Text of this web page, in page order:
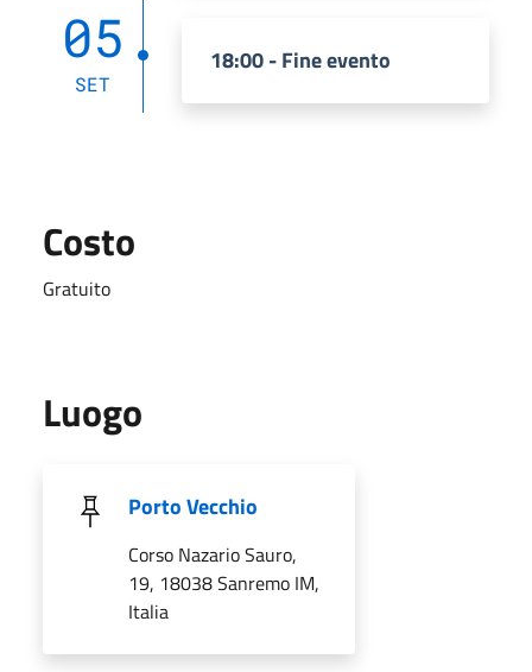
05
SET
18:00 - Fine evento
Costo
Gratuito
Luogo
Porto Vecchio
Corso Nazario Sauro,
19, 18038 Sanremo IM,
Italia